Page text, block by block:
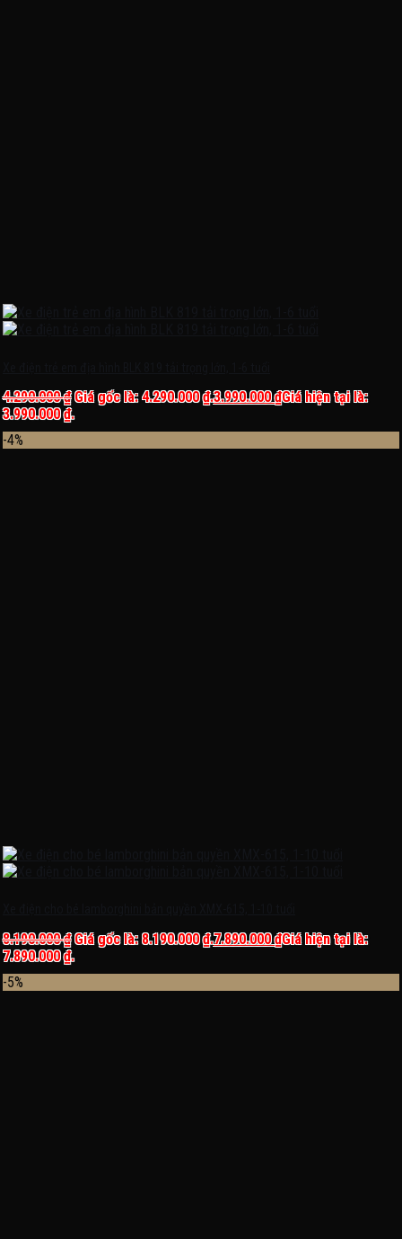
4.290.000₫ Giá gốc là: 4.290.000 ₫.3.990.000₫Giá hiện tại là:
3.990.000 ₫.
-4%
8.190.000₫ Giá gốc là: 8.190.000 ₫.7.890.000₫Giá hiện tại là:
7.890.000 ₫.
-5%